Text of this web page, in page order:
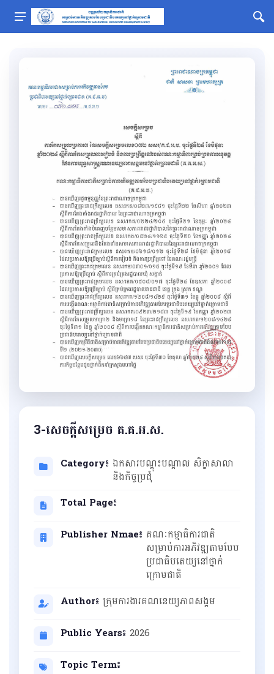
3-សេចក្ដីសម្រេច គ.គ.អ.ស.
Category៖ ឯកសារបណ្ដុះបណ្ដាល សិក្ខាសាលា
និងកិច្ចប្រជុំ
Total Page៖
Publisher Nmae៖ គណៈកម្មាធិការជាតិ
សម្រាប់ការអភិវឌ្ឍតាមបែប
ប្រជាធិបតេយ្យនៅថ្នាក់
ក្រោមជាតិ
Author៖ ក្រុមការងារគណនេយ្យភាពសង្គម
Public Years៖ 2026
Topic Term៖